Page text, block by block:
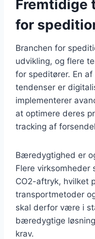
Fremtidige
for
Branchen for
udvikling, og flere
for speditører. En
tendenser er
implementerer
at optimere deres
tracking af
Bæredygtighed er
Flere virksomheder
CO2-aftryk, hvilket
transportmetoder
skal derfor være i
bæredygtige
krav.